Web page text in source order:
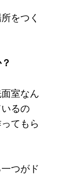
をつく
室なん
るの
てもら
つがド